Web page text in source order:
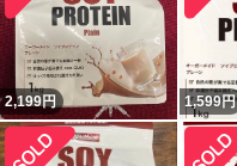
2,199円 1,599円